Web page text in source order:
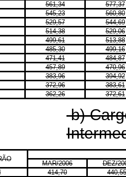
561,34
577,37
545,23
560,80
529,57
544,69
514,38
529,06
499,61
513,88
485,30 499,16
471,41
484,87
457,89
470,96
383,96
394,92
372,96
383,61
362,26 372,61
b)
MAR/2006 DEZ/
414,70
440,55